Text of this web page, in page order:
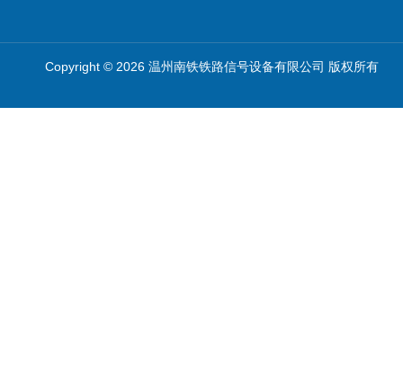
Copyright © 2026 温州南铁铁路信号设备有限公司 版权所有